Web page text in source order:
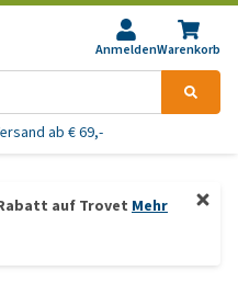
AnmeldenWarenkorb
ab € 69,-
auf Trovet Mehr